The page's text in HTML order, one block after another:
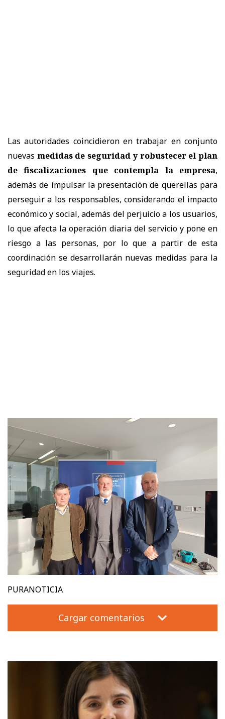
Las autoridades coincidieron en trabajar en conjunto
nuevas medidas de seguridad y robustecer el plan
de fiscalizaciones que contempla la empresa,
además de impulsar la presentación de querellas para
perseguir a los responsables, considerando el impacto
económico y social, además del perjuicio a los usuarios,
lo que afecta la operación diaria del servicio y pone en
riesgo a las personas, por lo que a partir de esta
coordinación se desarrollarán nuevas medidas para la
seguridad en los viajes.
PURANOTICIA
Cargar comentarios